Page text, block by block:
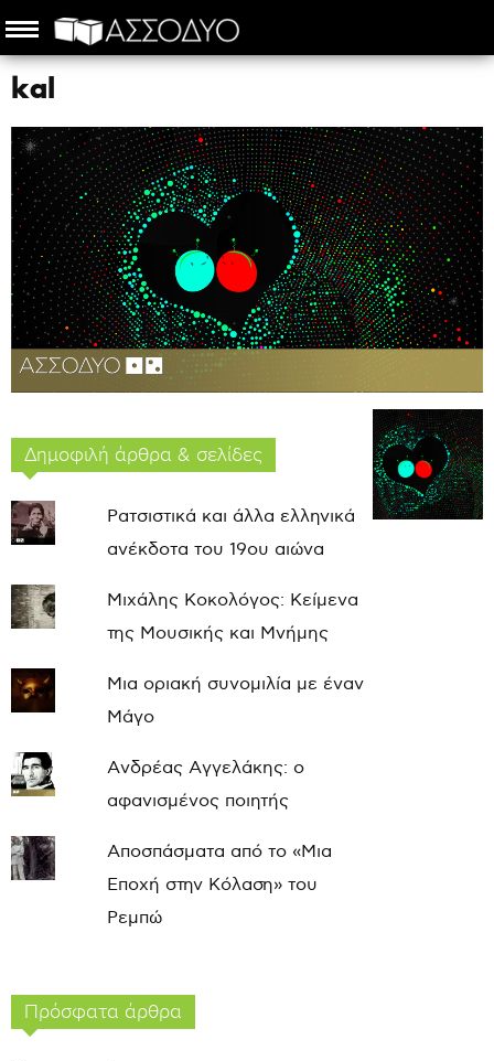
kal
Δημοφιλή άρθρα & σελίδες
Ρατσιστικά και άλλα ελληνικά
ανέκδοτα του 19ου αιώνα
Μιχάλης Κοκολόγος: Κείμενα
της Μουσικής και Μνήμης
Μια οριακή συνομιλία με έναν
Μάγο
Ανδρέας Αγγελάκης: ο
αφανισμένος ποιητής
Αποσπάσματα από το «Μια
Εποχή στην Κόλαση» του
Ρεμπώ
Πρόσφατα άρθρα